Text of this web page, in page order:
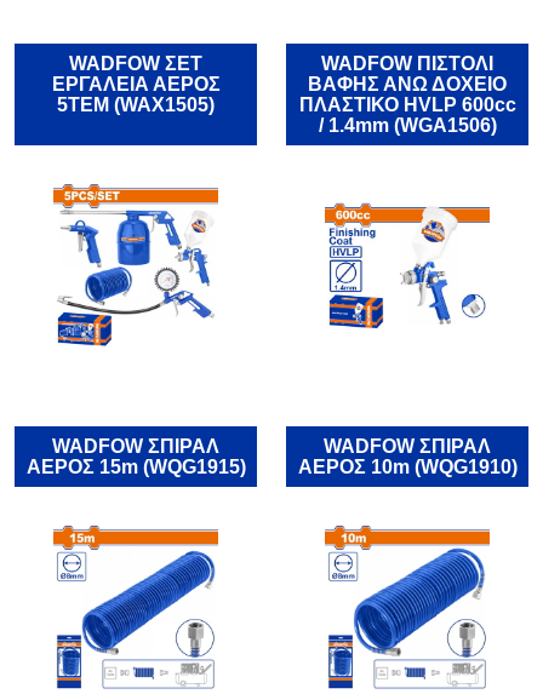
WADFOW ΣΕΤ
ΕΡΓΑΛΕΙΑ ΑΕΡΟΣ
5ΤΕΜ (WAX1505)
WADFOW ΠΙΣΤΟΛΙ
ΒΑΦΗΣ ΑΝΩ ΔΟΧΕΙΟ
ΠΛΑΣΤΙΚΟ HVLP 600cc
/ 1.4mm (WGA1506)
WADFOW ΣΠΙΡΑΛ
ΑΕΡΟΣ 15m (WQG1915)
WADFOW ΣΠΙΡΑΛ
ΑΕΡΟΣ 10m (WQG1910)